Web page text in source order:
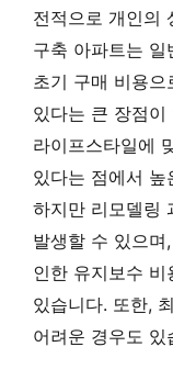
전적으로 개인의
구축 아파트는
초기 구매 비용
있다는 큰 장점
라이프스타일에
있다는 점에서
하지만 리모델링
발생할 수 있으
인한 유지보수 비
있습니다. 또한,
어려운 경우도 있